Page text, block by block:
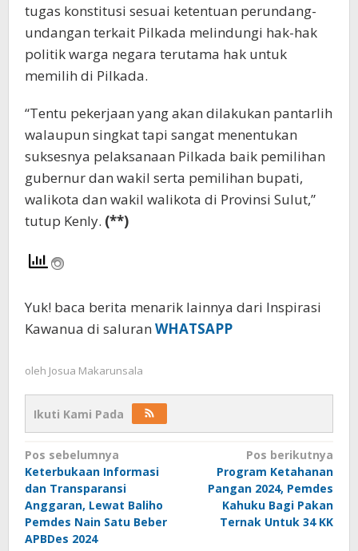
tugas konstitusi sesuai ketentuan perundang-
undangan terkait Pilkada melindungi hak-hak
politik warga negara terutama hak untuk
memilih di Pilkada.
“Tentu pekerjaan yang akan dilakukan pantarlih
walaupun singkat tapi sangat menentukan
suksesnya pelaksanaan Pilkada baik pemilihan
gubernur dan wakil serta pemilihan bupati,
walikota dan wakil walikota di Provinsi Sulut,”
tutup Kenly. (**)
Yuk! baca berita menarik lainnya dari Inspirasi
Kawanua di saluran WHATSAPP
oleh Josua Makarunsala
Ikuti Kami Pada
Navigasi
pos
Pos sebelumnya
Keterbukaan Informasi
dan Transparansi
Anggaran, Lewat Baliho
Pemdes Nain Satu Beber
APBDes 2024
Pos berikutnya
Program Ketahanan
Pangan 2024, Pemdes
Kahuku Bagi Pakan
Ternak Untuk 34 KK